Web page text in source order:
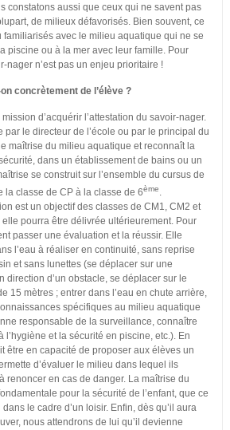
constatons aussi que ceux qui ne savent pas
de milieux défavorisés. Bien souvent, ce
familiarisés avec le milieu aquatique qui ne se
piscine ou à la mer avec leur famille. Pour
nager n’est pas un enjeu prioritaire !
concrètement de l’élève ?
d’acquérir l’attestation du savoir-nager.
par le directeur de l’école ou par le principal du
maîtrise du milieu aquatique et reconnaît la
dans un établissement de bains ou un
se construit sur l’ensemble du cursus de
la classe de CP à la classe de 6ème.
est un objectif des classes de CM1, CM2 et
pourra être délivrée ultérieurement. Pour
passer une évaluation et la réussir. Elle
l’eau à réaliser en continuité, sans reprise
et sans lunettes (se déplacer sur une
direction d’un obstacle, se déplacer sur le
15 mètres ; entrer dans l’eau en chute arrière,
spécifiques au milieu aquatique
responsable de la surveillance, connaître
l’hygiène et la sécurité en piscine, etc.). En
être en capacité de proposer aux élèves un
d’évaluer le milieu dans lequel ils
renoncer en cas de danger. La maîtrise du
pour la sécurité de l’enfant, que ce
le cadre d’un loisir. Enfin, dès qu’il aura
nous attendrons de lui qu’il devienne